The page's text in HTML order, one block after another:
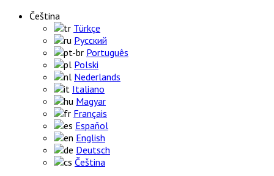
Čeština
Türkçe
Русский
Português
Polski
Nederlands
Italiano
Magyar
Français
Español
English
Deutsch
Čeština